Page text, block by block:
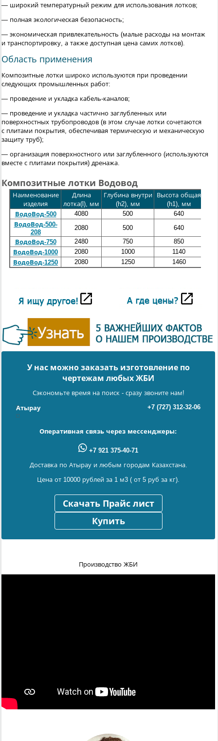
— широкий температурный режим для использования лотков;
— полная экологическая безопасность;
— экономическая привлекательность (малые расходы на монтаж
и транспортировку, а также доступная цена самих лотков).
Область применения
Композитные лотки широко используются при проведении
следующих промышленных работ:
— проведение и укладка кабель-каналов;
— проведение и укладка частично заглубленных или
поверхностных трубопроводов (в этом случае лотки сочетаются
с плитами покрытия, обеспечивая термическую и механическую
защиту труб);
— организация поверхностного или заглубленного (используются
вместе с плитами покрытия) дренажа.
Композитные лотки Водовод
Наименование
изделия
Длина
лотка(l), мм
Глубина внутри
(h2), мм
Высота общая
(h1), мм
ВодоВод-500 4080 500
640
ВодоВод-500-
208
2080 500
640
ВодоВод-750
2480 750
850
ВодоВод-1000
2080 1000
1140
ВодоВод-1250
2080 1250 1460
У нас можно заказать изготовление по
чертежам любых ЖБИ
Сэкономьте время на поиск - сразу звоните нам!
Атырау +7 (727) 312-32-06
Оперативная связь через мессенджеры:
+7 921 375-40-71
Доставка по Атырау и любым городам Казахстана.
Цена от 10000 рублей за 1 м3 ( от 5 руб за кг).
Скачать Прайс лист
Купить
Производство ЖБИ